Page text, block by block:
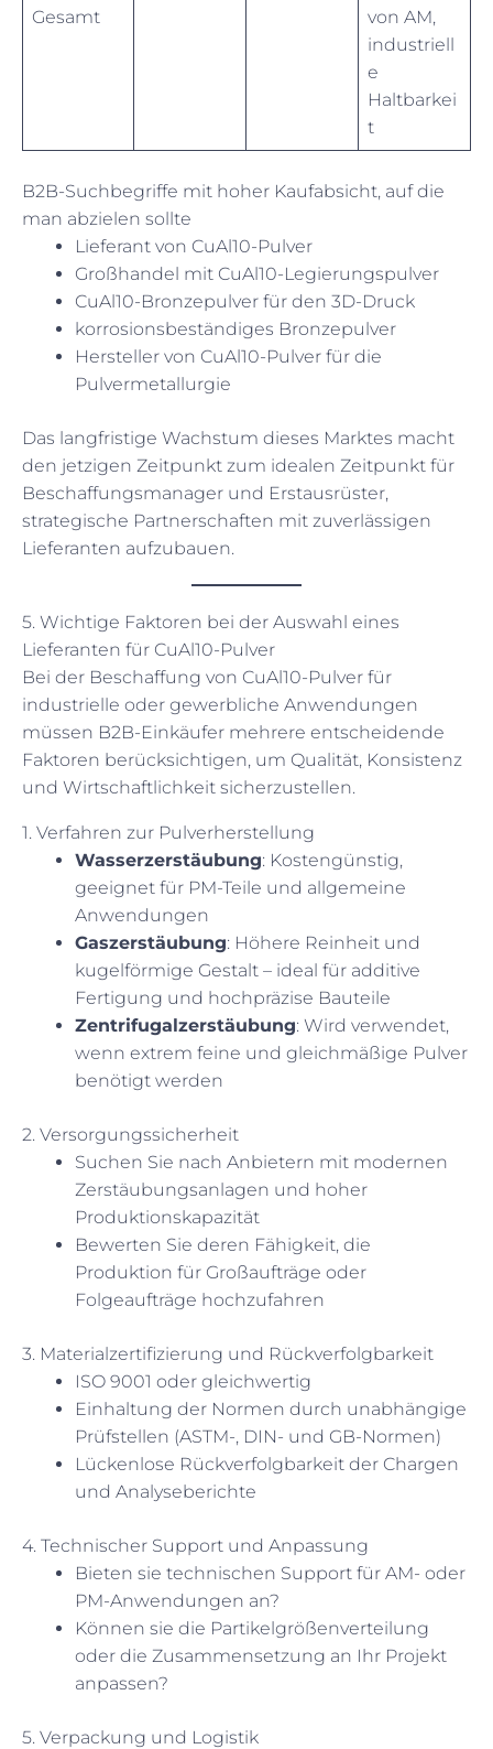
Gesamt
von AM,
industriell
e
Haltbarkei
t
B2B-Suchbegriffe mit hoher Kaufabsicht, auf die
man abzielen sollte
Lieferant von CuAl10-Pulver
Großhandel mit CuAl10-Legierungspulver
CuAl10-Bronzepulver für den 3D-Druck
korrosionsbeständiges Bronzepulver
Hersteller von CuAl10-Pulver für die
Pulvermetallurgie
Das langfristige Wachstum dieses Marktes macht
den jetzigen Zeitpunkt zum idealen Zeitpunkt für
Beschaffungsmanager und Erstausrüster,
strategische Partnerschaften mit zuverlässigen
Lieferanten aufzubauen.
5. Wichtige Faktoren bei der Auswahl eines
Lieferanten für CuAl10-Pulver
Bei der Beschaffung von CuAl10-Pulver für
industrielle oder gewerbliche Anwendungen
müssen B2B-Einkäufer mehrere entscheidende
Faktoren berücksichtigen, um Qualität, Konsistenz
und Wirtschaftlichkeit sicherzustellen.
1. Verfahren zur Pulverherstellung
Wasserzerstäubung: Kostengünstig,
geeignet für PM-Teile und allgemeine
Anwendungen
Gaszerstäubung: Höhere Reinheit und
kugelförmige Gestalt – ideal für additive
Fertigung und hochpräzise Bauteile
Zentrifugalzerstäubung: Wird verwendet,
wenn extrem feine und gleichmäßige Pulver
benötigt werden
2. Versorgungssicherheit
Suchen Sie nach Anbietern mit modernen
Zerstäubungsanlagen und hoher
Produktionskapazität
Bewerten Sie deren Fähigkeit, die
Produktion für Großaufträge oder
Folgeaufträge hochzufahren
3. Materialzertifizierung und Rückverfolgbarkeit
ISO 9001 oder gleichwertig
Einhaltung der Normen durch unabhängige
Prüfstellen (ASTM-, DIN- und GB-Normen)
Lückenlose Rückverfolgbarkeit der Chargen
und Analyseberichte
4. Technischer Support und Anpassung
Bieten sie technischen Support für AM- oder
PM-Anwendungen an?
Können sie die Partikelgrößenverteilung
oder die Zusammensetzung an Ihr Projekt
anpassen?
5. Verpackung und Logistik